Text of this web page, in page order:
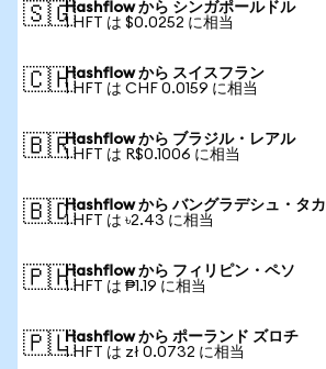
🇸🇬Hashflow から シンガポールドル
1 HFT は $0.0252 に相当
🇨🇭Hashflow から スイスフラン
1 HFT は CHF 0.0159 に相当
🇧🇷Hashflow から ブラジル・レアル
1 HFT は R$0.1006 に相当
🇧🇩Hashflow から バングラデシュ・タカ
1 HFT は ৳2.43 に相当
🇵🇭Hashflow から フィリピン・ペソ
1 HFT は ₱1.19 に相当
🇵🇱Hashflow から ポーランド ズロチ
1 HFT は zł 0.0732 に相当